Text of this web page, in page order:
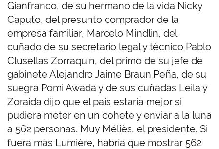
Gianfranco, de su hermano de la vida Nicky
Caputo, del presunto comprador de la
empresa familiar, Marcelo Mindlin, del
cuñado de su secretario legal y técnico Pablo
Clusellas Zorraquìn, del primo de su jefe de
gabinete Alejandro Jaime Braun Peña, de su
suegra Pomi Awada y de sus cuñadas Leila y
Zoraida dijo que el país estaría mejor si
pudiera meter en un cohete y enviar a la luna
a 562 personas. Muy Méliès, el presidente. Si
fuera más Lumière, habría que mostrar 562